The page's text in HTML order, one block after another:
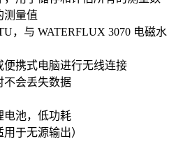
测量值
，与 WATERFLUX 3070 电磁水
便携式电脑进行无线连接
不会丢失数据
电池，低功耗
于无源输出）